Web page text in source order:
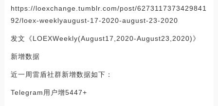
https://loexchange.tumblr.com/post/6273117373429841
92/loex-weeklyaugust-17-2020-august-23-2020
发文《LOEXWeekly(August17,2020-August23,2020)》
新增数据
近一周雷盾社群新增数据如下：
Telegram用户增5447+